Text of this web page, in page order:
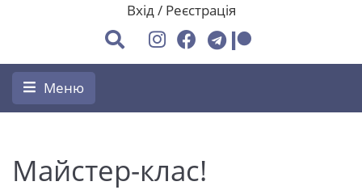
Вхід/ Реєстрація
Меню
Майстер-клас!